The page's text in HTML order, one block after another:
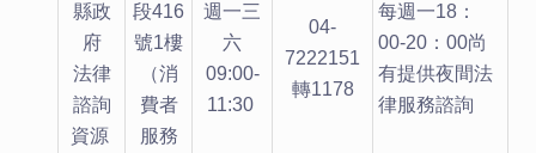
縣政
府
法律
諮詢
資源
段416
號1樓
（消
費者
服務
週一三
六
09:00-
11:30
04-
7222151
轉1178
每週一18：
00-20：00尚
有提供夜間法
律服務諮詢